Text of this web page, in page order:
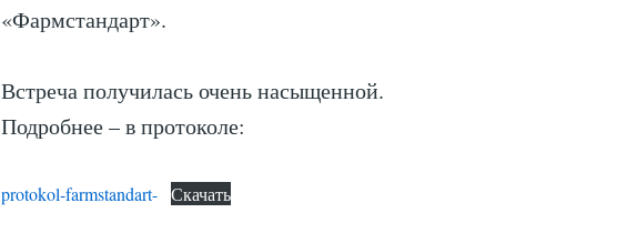
«Фармстандарт».
Встреча получилась очень насыщенной.
Подробнее – в протоколе:
protokol-farmstandart- Скачать